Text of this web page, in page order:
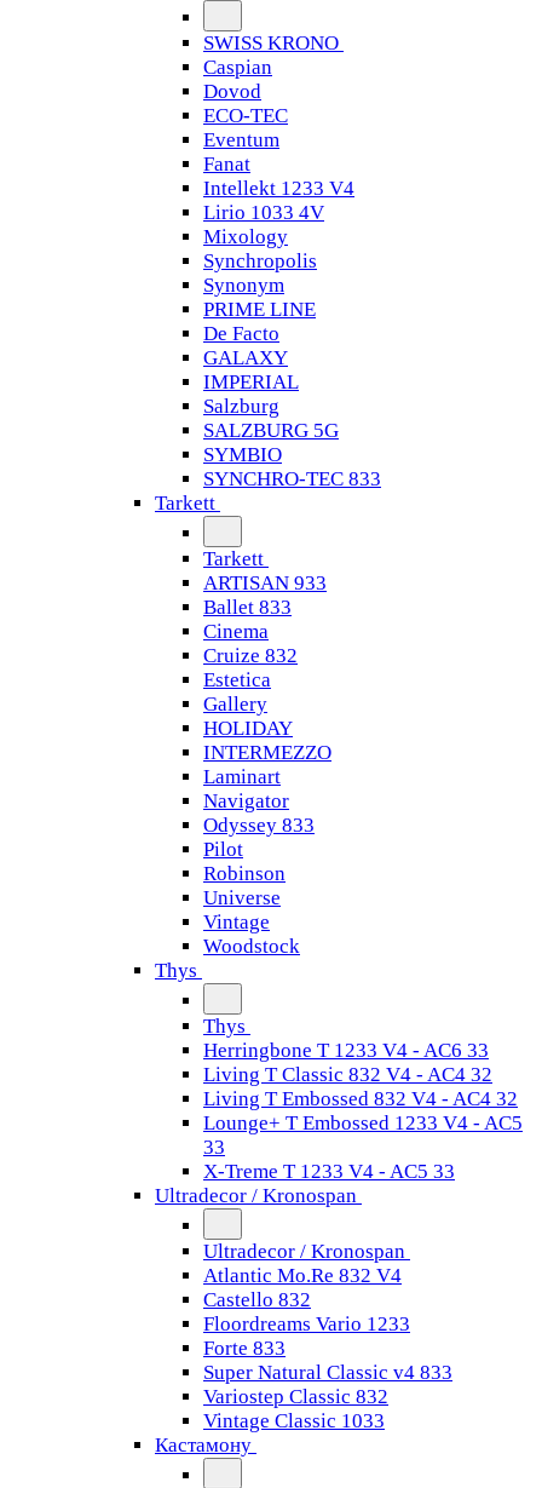
SWISS KRONO
Caspian
Dovod
ECO-TEC
Eventum
Fanat
Intellekt 1233 V4
Lirio 1033 4V
Mixology
Synchropolis
Synonym
PRIME LINE
De Facto
GALAXY
IMPERIAL
Salzburg
SALZBURG 5G
SYMBIO
SYNCHRO-TEC 833
Tarkett
Tarkett
ARTISAN 933
Ballet 833
Cinema
Cruize 832
Estetica
Gallery
HOLIDAY
INTERMEZZO
Laminart
Navigator
Odyssey 833
Pilot
Robinson
Universe
Vintage
Woodstock
Thys
Thys
Herringbone T 1233 V4 - AC6 33
Living T Classic 832 V4 - AC4 32
Living T Embossed 832 V4 - AC4 32
Lounge+ T Embossed 1233 V4 - AC5
33
X-Treme T 1233 V4 - AC5 33
Ultradecor / Kronospan
Ultradecor / Kronospan
Atlantic Mo.Re 832 V4
Castello 832
Floordreams Vario 1233
Forte 833
Super Natural Classic v4 833
Variostep Classic 832
Vintage Classic 1033
Кастамону